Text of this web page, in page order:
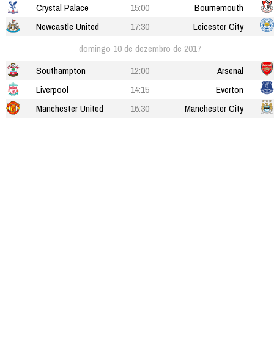
Crystal Palace
15:00
Bournemouth
Newcastle United
17:30
Leicester City
domingo 10 de dezembro de 2017
Southampton
12:00
Arsenal
Liverpool
14:15
Everton
Manchester United
16:30 Manchester City